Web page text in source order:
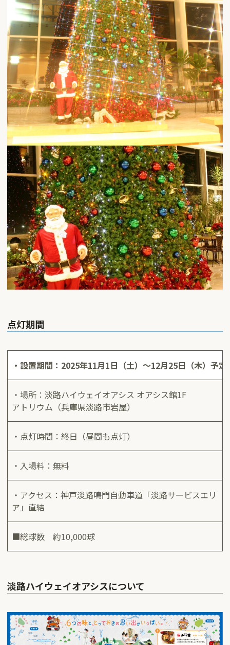
点灯期間
・設置期間：2025年11月1日（土）～12月25日（木）予定
・場所：淡路ハイウェイオアシス オアシス館1F
アトリウム（兵庫県淡路市岩屋）
・点灯時間：終日（昼間も点灯）
・入場料：無料
・アクセス：神戸淡路鳴門自動車道「淡路サービスエリ
ア」直結
■総球数 約10,000球
淡路ハイウェイオアシスについて